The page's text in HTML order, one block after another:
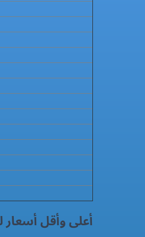
أعلى وأقل أسعار